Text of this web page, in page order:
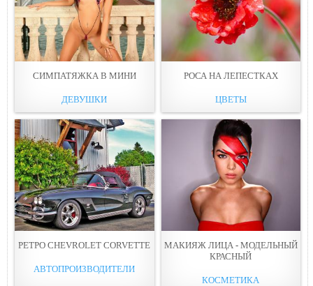
СИМПАТЯЖКА В МИНИ
ДЕВУШКИ
РОСА НА ЛЕПЕСТКАХ
ЦВЕТЫ
РЕТРО CHEVROLET CORVETTE
АВТОПРОИЗВОДИТЕЛИ
МАКИЯЖ ЛИЦА - МОДЕЛЬНЫЙ
КРАСНЫЙ
КОСМЕТИКА